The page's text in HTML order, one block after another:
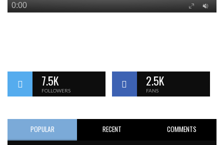
7.5K
FOLLOWERS
2.5K
FANS
POPULAR RECENT COMMENTS